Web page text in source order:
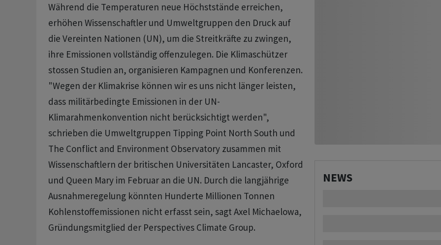
Während die Temperaturen neue Höchststände erreichen,
erhöhen Wissenschaftler und Umweltgruppen den Druck auf
die Vereinten Nationen (UN), um die Streitkräfte zu zwingen,
ihre Emissionen vollständig offenzulegen. Die Klimaschützer
stossen Studien an, organisieren Kampagnen und Konferenzen.
"Wegen der Klimakrise können wir es uns nicht länger leisten,
dass militärbedingte Emissionen in der UN-
Klimarahmenkonvention nicht berücksichtigt werden",
schrieben die Umweltgruppen Tipping Point North South und
The Conflict and Environment Observatory zusammen mit
Wissenschaftlern der britischen Universitäten Lancaster, Oxford
und Queen Mary im Februar an die UN. Durch die langjährige
Ausnahmeregelung könnten Hunderte Millionen Tonnen
Kohlenstoffemissionen nicht erfasst sein, sagt Axel Michaelowa,
Gründungsmitglied der Perspectives Climate Group.
NEWS